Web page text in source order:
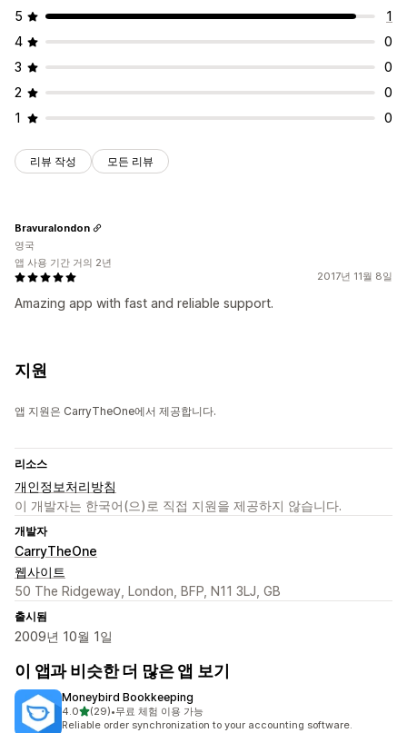
5
1
4
0
3
0
2
0
1
0
리뷰 작성 모든 리뷰
2017년 11월 8일
Amazing app with fast and reliable support.
Bravuralondon
영국
앱 사용 기간 거의 2년
지원
앱 지원은 CarryTheOne에서 제공합니다.
리소스
개인정보처리방침
이 개발자는 한국어(으)로 직접 지원을 제공하지 않습니다.
개발자
CarryTheOne
웹사이트
50 The Ridgeway, London, BFP, N11 3LJ, GB
출시됨
2009년 10월 1일
이 앱과 비슷한 더 많은 앱 보기
Moneybird Bookkeeping
4.0별 5개 중
(29)
총 리뷰 29개
•무료 체험 이용 가능
Reliable order synchronization to your accounting software.